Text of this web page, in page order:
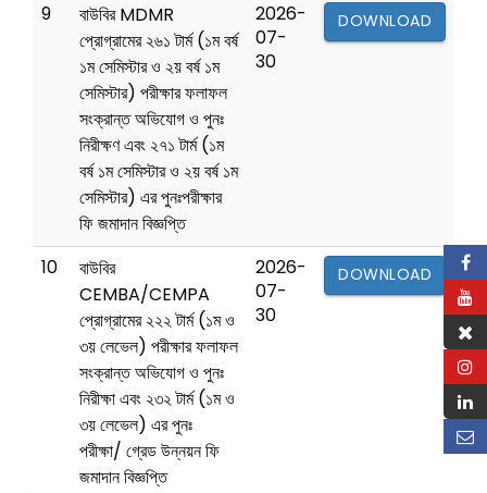
9
বাউবির MDMR
প্রোগ্রামের ২৬১ টার্ম (১ম বর্ষ
১ম সেমিস্টার ও ২য় বর্ষ ১ম
সেমিস্টার) পরীক্ষার ফলাফল
সংক্রান্ত অভিযোগ ও পুনঃ
নিরীক্ষণ এবং ২৭১ টার্ম (১ম
বর্ষ ১ম সেমিস্টার ও ২য় বর্ষ ১ম
সেমিস্টার) এর পুনঃপরীক্ষার
ফি জমাদান বিজ্ঞপ্তি
2026-
07-
30
DOWNLOAD
10
বাউবির
CEMBA/CEMPA
প্রোগ্রামের ২২২ টার্ম (১ম ও
৩য় লেভেল) পরীক্ষার ফলাফল
সংক্রান্ত অভিযোগ ও পুনঃ
নিরীক্ষা এবং ২৩২ টার্ম (১ম ও
৩য় লেভেল) এর পুনঃ
পরীক্ষা/ গ্রেড উন্নয়ন ফি
জমাদান বিজ্ঞপ্তি
2026-
07-
30
DOWNLOAD